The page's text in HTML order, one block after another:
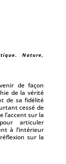
Nature,
de façon
de la vérité
de sa fidélité
cessé de
sur la
articuler
à l’intérieur
sur la